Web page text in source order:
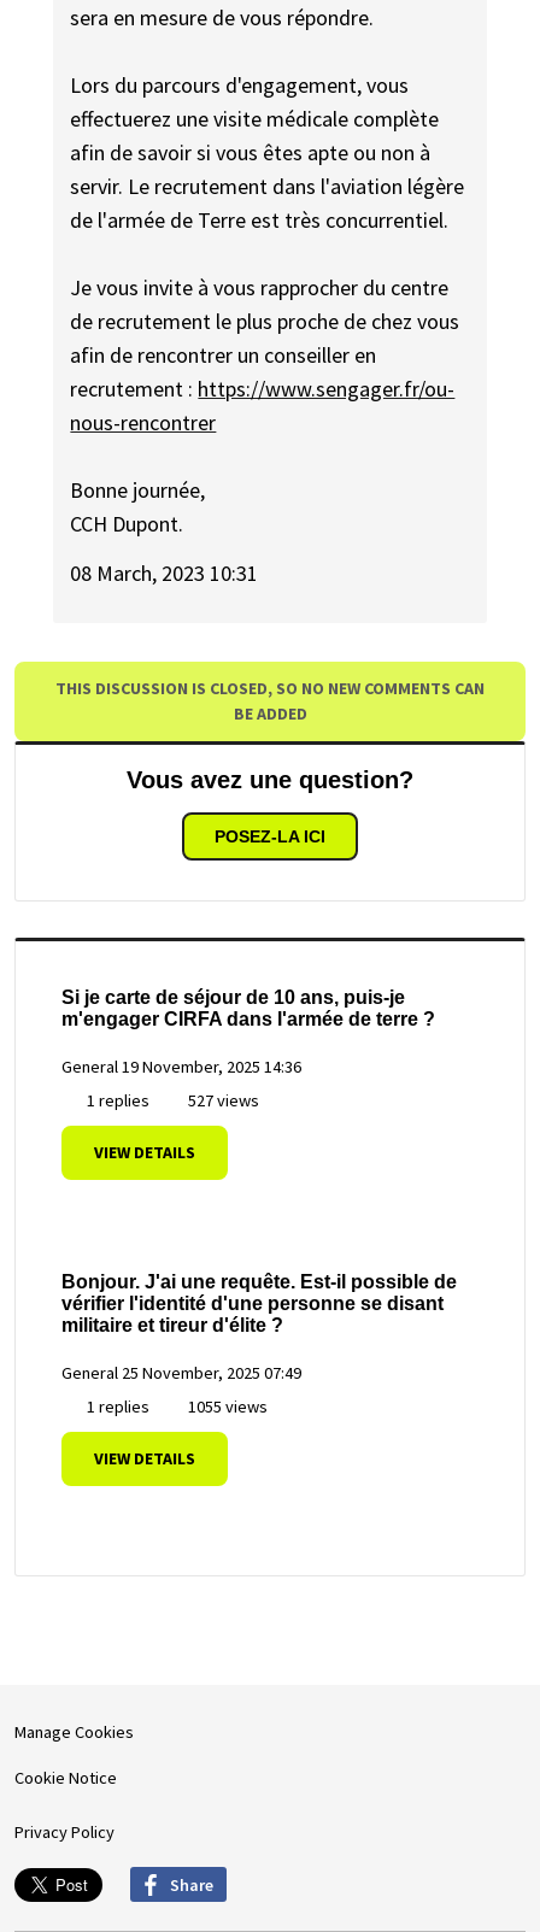
sera en mesure de vous répondre.
Lors du parcours d'engagement, vous
effectuerez une visite médicale complète
afin de savoir si vous êtes apte ou non à
servir. Le recrutement dans l'aviation légère
de l'armée de Terre est très concurrentiel.
Je vous invite à vous rapprocher du centre
de recrutement le plus proche de chez vous
afin de rencontrer un conseiller en
recrutement : https://www.sengager.fr/ou-
nous-rencontrer
Bonne journée,
CCH Dupont.
08 March, 2023 10:31
THIS DISCUSSION IS CLOSED, SO NO NEW COMMENTS CAN
BE ADDED
Vous avez une question?
POSEZ-LA ICI
Si je carte de séjour de 10 ans, puis-je
m'engager CIRFA dans l'armée de terre ?
General19 November, 2025 14:36
1 replies
527 views
VIEW DETAILS
Bonjour. J'ai une requête. Est-il possible de
vérifier l'identité d'une personne se disant
militaire et tireur d'élite ?
General 25 November, 2025 07:49
1 replies
1055 views
VIEW DETAILS
Manage Cookies
Cookie Notice
Privacy Policy
Share